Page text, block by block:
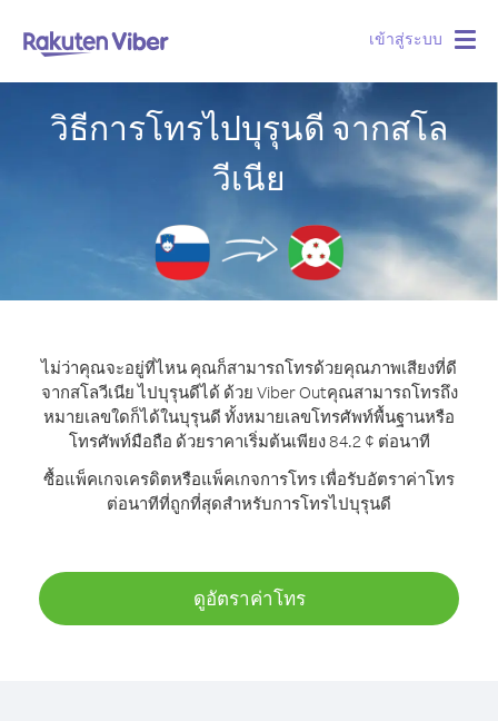
เข้าสู่ระบบ
วิธีการโทรไปบุรุนดี จากสโล
วีเนีย
ไม่ว่าคุณจะอยู่ที่ไหน คุณก็สามารถโทรด้วยคุณภาพเสียงที่ดี
จากสโลวีเนีย ไปบุรุนดีได้ ด้วย Viber Outคุณสามารถโทรถึง
หมายเลขใดก็ได้ในบุรุนดี ทั้งหมายเลขโทรศัพท์พื้นฐานหรือ
โทรศัพท์มือถือ ด้วยราคาเริ่มต้นเพียง 84.2 ¢ ต่อนาที
ซื้อแพ็คเกจเครดิตหรือแพ็คเกจการโทร เพื่อรับอัตราค่าโทร
ต่อนาทีที่ถูกที่สุดสำหรับการโทรไปบุรุนดี
ดูอัตราค่าโทร